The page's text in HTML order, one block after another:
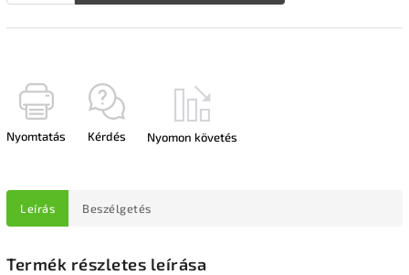
Nyomtatás Kérdés Nyomon követés
Leírás Beszélgetés
Termék részletes leírása